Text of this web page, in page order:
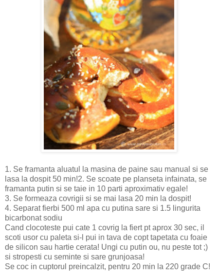
1. Se framanta aluatul la masina de paine sau manual si se
lasa la dospit 50 min!2. Se scoate pe planseta infainata, se
framanta putin si se taie in 10 parti aproximativ egale!
3. Se formeaza covrigii si se mai lasa 20 min la dospit!
4. Separat fierbi 500 ml apa cu putina sare si 1.5 lingurita
bicarbonat sodiu
Cand clocoteste pui cate 1 covrig la fiert pt aprox 30 sec, il
scoti usor cu paleta si-l pui in tava de copt tapetata cu foaie
de silicon sau hartie cerata! Ungi cu putin ou, nu peste tot ;)
si stropesti cu seminte si sare grunjoasa!
Se coc in cuptorul preincalzit, pentru 20 min la 220 grade C!